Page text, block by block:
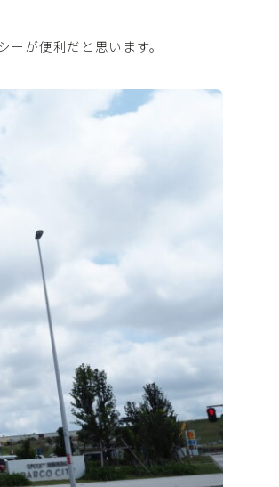
が便利だと思います。